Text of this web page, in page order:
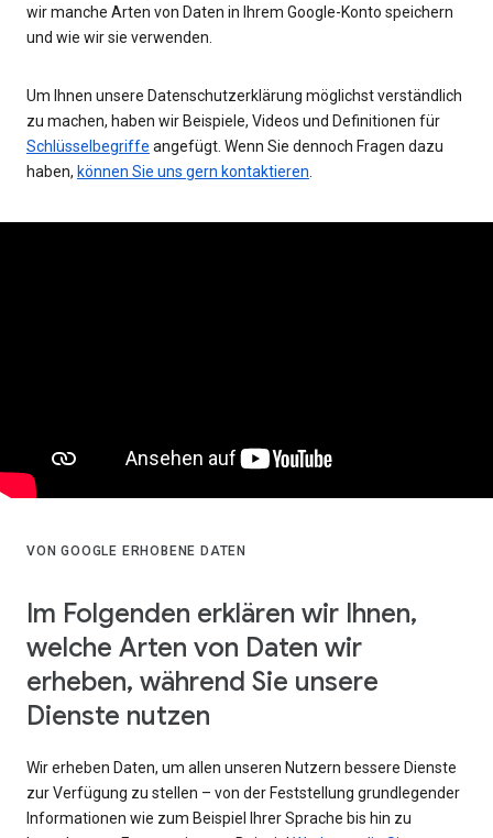
wir manche Arten von Daten in Ihrem Google-Konto speichern
und wie wir sie verwenden.
Um Ihnen unsere Datenschutzerklärung möglichst verständlich
zu machen, haben wir Beispiele, Videos und Definitionen für
Schlüsselbegriffe angefügt. Wenn Sie dennoch Fragen dazu
haben, können Sie uns gern kontaktieren
VON GOOGLE ERHOBENE DATEN
Im Folgenden erklären wir Ihnen,
welche Arten von Daten wir
erheben, während Sie unsere
Dienste nutzen
Wir erheben Daten, um allen unseren Nutzern bessere Dienste
zur Verfügung zu stellen – von der Feststellung grundlegender
Informationen wie zum Beispiel Ihrer Sprache bis hin zu